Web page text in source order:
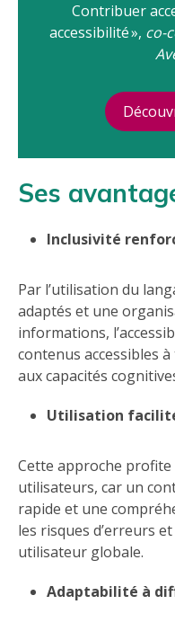
Contribuer
accessibilité », co-
Ses
Inclusivité
Par l’utilisation du
adaptés et une
informations,
contenus accessibles
aux capacités
Utilisation
Cette approche profite
utilisateurs, car un
rapide et une
les risques d’erreurs
utilisateur globale.
Adaptabilité à